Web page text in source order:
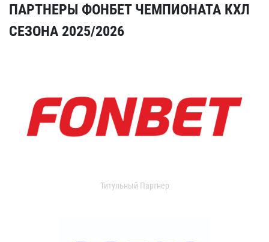
ПАРТНЕРЫ ФОНБЕТ ЧЕМПИОНАТА КХЛ
СЕЗОНА 2025/2026
Титульный Партнер